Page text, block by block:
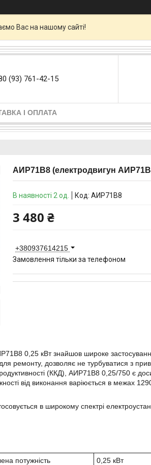
Вас на нашому сайті!
(93) 761-42-15
І ОПЛАТА
АИР71В8 (електродвигун
В наявності 2 од. Код: АИР71В8
3 480 ₴
+380937614215
Замовлення тільки за телефоном
0,25 кВт знайшов широке
для ремонту, дозволяє не турбуватися з
(ККД), АИР71В8 0,25/750 є
від виконання варіюється в межах
в широкому спектрі
потужність
0,25 кВт